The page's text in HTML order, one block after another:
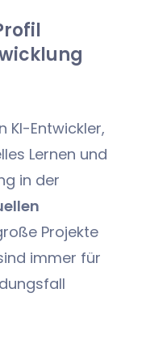
KI-Entwickler,
Lernen und
in der
Projekte
immer für